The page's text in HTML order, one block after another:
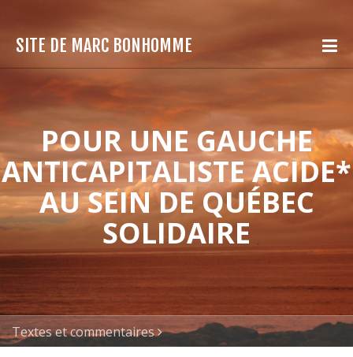
SITE DE MARC BONHOMME
POUR UNE GAUCHE
ANTICAPITALISTE ACIDE*
AU SEIN DE QUÉBEC
SOLIDAIRE
Textes et commentaires